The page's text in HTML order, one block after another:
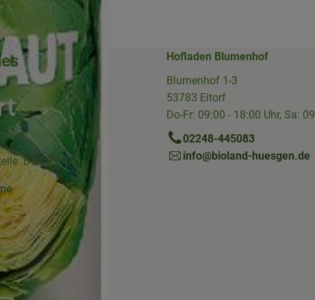
DE-ÖKO-006
Link zu https://www.instagram.com/die.hofkiste/
Link zu https://www.facebook.com/p/Die-Hofkiste-Rhein-
Hofladen Blumenhof
Blumenhof 1-3
53783 Eitorf
Do-Fr: 09:00 - 18:00 Uhr, Sa:
02248-445083
info@bioland-huesgen.de